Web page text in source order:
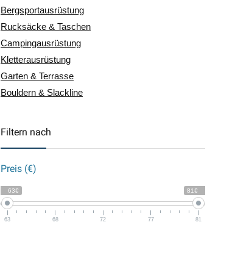
Bergsportausrüstung
Rucksäcke & Taschen
Campingausrüstung
Kletterausrüstung
Garten & Terrasse
Bouldern & Slackline
Filtern nach
Preis (€)
63€ 81€
63 68 72 77 81